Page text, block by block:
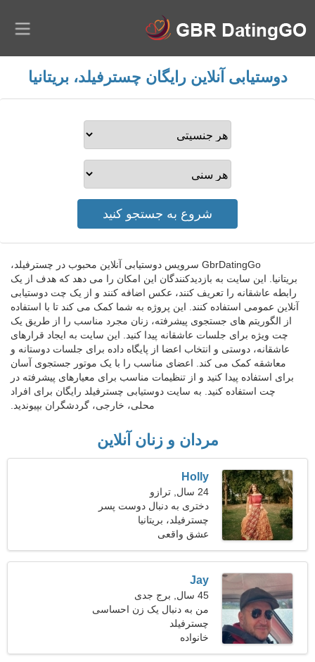
دوستیابی آنلاین رایگان چسترفیلد، بریتانیا
GbrDatingGo سرویس دوستیابی آنلاین محبوب در چسترفیلد،
بریتانیا. این سایت به بازدیدکنندگان این امکان را می دهد که هدف از یک
رابطه عاشقانه را تعریف کنند، عکس اضافه کنند و از یک چت دوستیابی
آنلاین عمومی استفاده کنند. این پروژه به شما کمک می کند تا با استفاده
از الگوریتم های جستجوی پیشرفته، زنان مجرد مناسب را از طریق یک
چت ویژه برای جلسات عاشقانه پیدا کنید. این سایت به ایجاد قرارهای
عاشقانه، دوستی و انتخاب اعضا از پایگاه داده برای جلسات دوستانه و
معاشقه کمک می کند. اعضای مناسب را با یک موتور جستجوی آسان
برای استفاده پیدا کنید و از تنظیمات مناسب برای معیارهای پیشرفته در
چت استفاده کنید. به سایت دوستیابی چسترفیلد رایگان برای افراد
محلی، خارجی، گردشگران بپیوندید.
مردان و زنان آنلاین
Holly
24 سال, ترازو
دختری به دنبال دوست پسر
29-34
چسترفیلد، بریتانیا
عشق واقعی
Jay
45 سال, برج جدی
من به دنبال یک زن احساسی
هستم
چسترفیلد
خانواده